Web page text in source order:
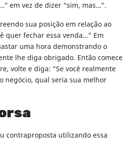
em vez de dizer “sim, mas…”.
sua posição em relação ao
quer fechar essa venda…” Em
uma hora demonstrando o
lhe diga obrigado. Então comece
volte e diga: “Se você realmente
negócio, qual seria sua melhor
contraproposta utilizando essa